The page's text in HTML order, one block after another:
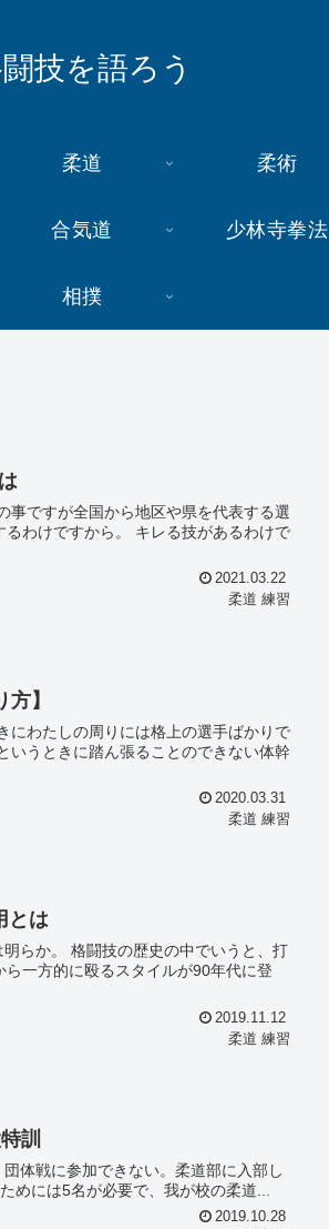
技を語ろう
柔道 柔術
合気道 少林寺拳法
相撲
レる技があるわけで
2021.03.22
柔道 練習
】
2020.03.31
柔道 練習
とは
一方的に殴るスタイルが90年代に登
2019.11.12
柔道 練習
訓
と懇願されました。 団体戦に出場するためには5名が必要で、我が校の柔道...
2019.10.28